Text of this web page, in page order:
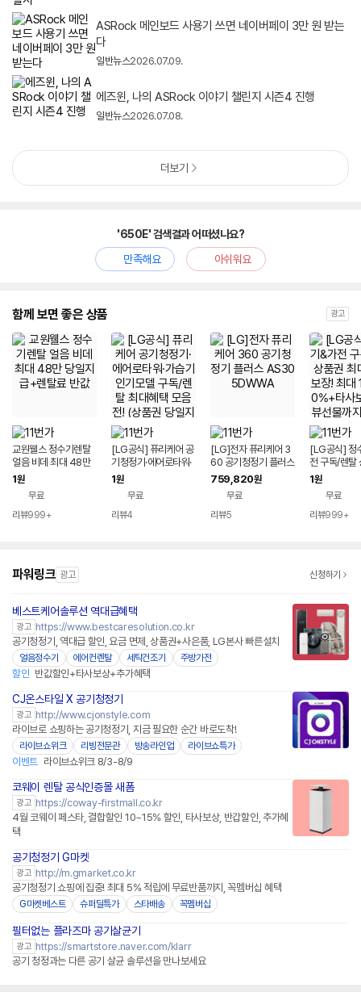
ASRock 메인보드 사용기 쓰면 네이버페이 3만 원 받는
다
일반뉴스2026.07.09.
에즈윈, 나의 ASRock 이야기 챌린지 시즌4 진행
일반뉴스2026.07.08.
더보기
'650E' 검색결과 어떠셨나요?
만족해요
아쉬워요
함께 보면 좋은 상품 광고
교원웰스 정수기렌탈
얼음 비데 최대 48만
당일지급+렌탈료 반값
1원
무료
리뷰999+
[LG공식] 퓨리케어 공
기청정기·에어로타워·
가습기 인기모델 구독/
(상품권 당일지급/판매
량·누적고객 1위/초기
1원
무료
리뷰4
[LG]전자 퓨리케어 3
60 공기청정기 플러스
AS305DWWA
759,820원
무료
리뷰5
[LG공식] 정
전 구독/렌탈
최대 혜택 보
+리뷰선물
청정기/세탁
1원
무료
리뷰999+
파워링크 광고 신청하기
베스트케어솔루션 역대급혜택
광고 https://www.bestcaresolution.co.kr
공기청정기, 역대급 할인, 요금 면제, 상품권+사은품, LG본사 빠른설치
얼음정수기 에어컨렌탈 세탁건조기 주방가전
할인 반값할인+타사보상+추가혜택
CJ온스타일 X 공기청정기
광고 http://www.cjonstyle.com
라이브로 쇼핑하는 공기청정기, 지금 필요한 순간 바로도착!
라이브쇼위크 리빙전문관 방송라인업 라이브쇼특가
이벤트 라이브쇼위크 8/3-8/9
코웨이 렌탈 공식인증몰 새폼
광고 https://coway-firstmall.co.kr
4월 코웨이 페스타, 결합할인 10~15% 할인, 타사보상, 반갑할인, 추가혜
택
공기청정기 G마켓
광고 http://m.gmarket.co.kr
공기청정기 쇼핑에 집중! 최대 5% 적립에 무료반품까지, 꼭멤버십 혜택
G마켓베스트 슈퍼딜특가 스타배송 꼭멤버십
필터없는 플라즈마 공기살균기
광고 https://smartstore.naver.com/klarr
공기 청정과는 다른 공기 살균 솔루션을 만나보세요